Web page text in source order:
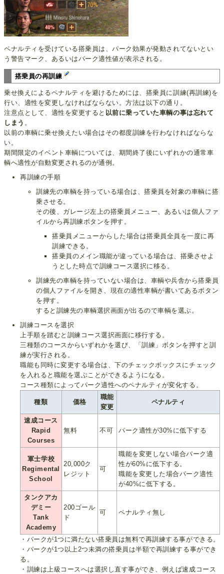
ペナルティを受けている搭乗員は、パーク効果が発動されてないとい
う警告マーク、あるいはパーク適性値が表示される。
搭乗員の再訓練
乗せ換えによるペナルティを避けるためには、搭乗員に訓練(再訓練)を
行い、適性を変更しなければならない。方法は以下の通り。
注意点として、適性を変更すると 以前に乗っていた車輌の事は忘れて
しまう 。
以前の車輌に乗せ換えたい場合はその都度訓練を行わなければならな
い。
期間限定のイベント車輌については、期間終了後にいずれかの通常車
輌へ適性が自動変更されるのが通例。
再訓練の手順
訓練先の車輌を持っている場合は、搭乗員を対象の車輌に搭
乗させる。
その後、ガレージ左上の搭乗員メニュー、あるいは個人ファ
イルから再訓練ボタンを押す。
搭乗員メニューからした場合は搭乗員全員を一度に再
訓練できる。
搭乗員のメイン職能が違っている場合は、搭乗させよ
うとした時点で訓練コース選択に移る。
訓練先の車輌を持っていない場合は、車輌や兵舎から搭乗員
の個人ファイルを開き、現在の適性車輌が書いてあるボタン
を押す。
すると訓練先の車輌選択画面が出るので車輌を選ぶ。
訓練コースを選択
上手順を踏むと訓練コース選択画面に移行する。
三種類のコースからいずれかを選び、「訓練」ボタンを押すと訓
練が実行される。
職能も同時に変更する場合は、下のチェックボックスにチェック
を入れると職能を選ぶことができるようになる。
コース種類によってパーク適性へのペナルティが変化する。
種類 価格
職能
変更
ペナルティ
速成コース
Rapid
Courses
無料 不可 パーク適性が30%に低下する
軍士学校
Regimental
School
20,000ク
レジット
可
職能を変更しない場合パーク適
性が60%に低下する。
職能を変更した場合パーク適性
が40%に低下する。
タンクアカ
デミー
Tank
Academy
200ゴール
ド
可 ペナルティ無し
・パークが1つに満たない搭乗員は無料で再訓練する事ができる。
・パークが1つ以上2つ未満の搭乗員は半額で再訓練する事ができ
る。
・訓練は上級コースへは選択し直す事ができ、例えば速成コース